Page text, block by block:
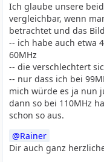
Ich glaube unsere
vergleichbar, wenn
betrachtet und das
-- ich habe auch etwa
60MHz
-- die verschlechtert
-- nur dass ich bei
mich würde es ja nun
dann so bei 110MHz
schon so aus.
Rainer
Dir auch ganz